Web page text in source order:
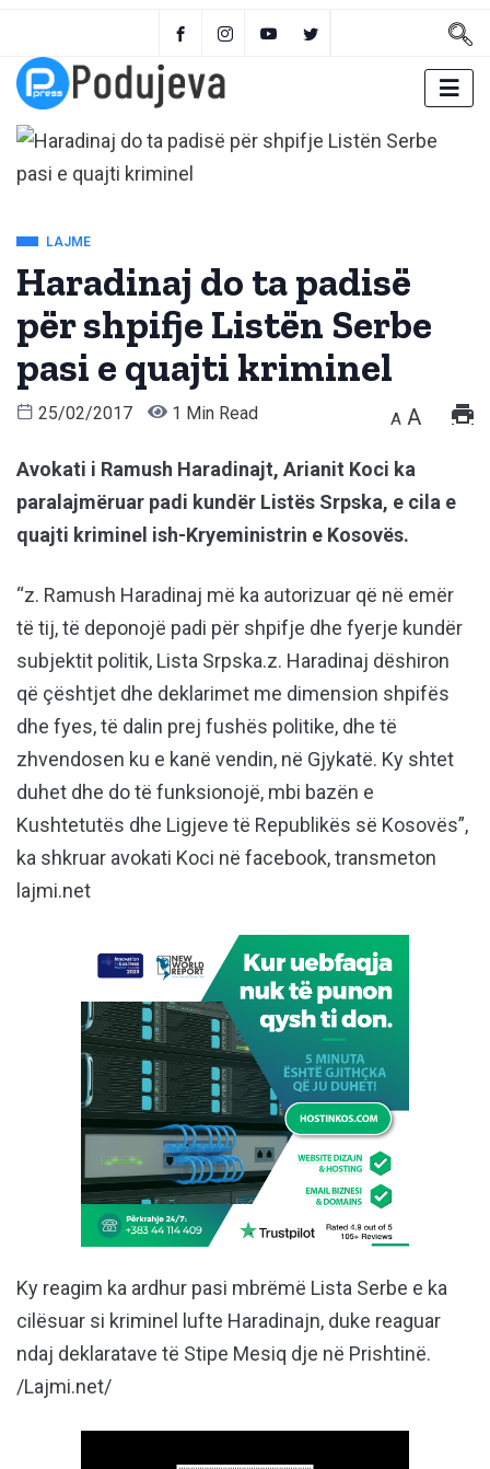
LAJME
Haradinaj do ta padisë
për shpifje Listën Serbe
pasi e quajti kriminel
25/02/2017 1 Min Read A A
Avokati i Ramush Haradinajt, Arianit Koci ka
paralajmëruar padi kundër Listës Srpska, e cila e
quajti kriminel ish-Kryeministrin e Kosovës.
“z. Ramush Haradinaj më ka autorizuar që në emër
të tij, të deponojë padi për shpifje dhe fyerje kundër
subjektit politik, Lista Srpska.z. Haradinaj dëshiron
që çështjet dhe deklarimet me dimension shpifës
dhe fyes, të dalin prej fushës politike, dhe të
zhvendosen ku e kanë vendin, në Gjykatë. Ky shtet
duhet dhe do të funksionojë, mbi bazën e
Kushtetutës dhe Ligjeve të Republikës së Kosovës”,
ka shkruar avokati Koci në facebook, transmeton
lajmi.net
Ky reagim ka ardhur pasi mbrëmë Lista Serbe e ka
cilësuar si kriminel lufte Haradinajn, duke reaguar
ndaj deklaratave të Stipe Mesiq dje në Prishtinë.
/Lajmi.net/